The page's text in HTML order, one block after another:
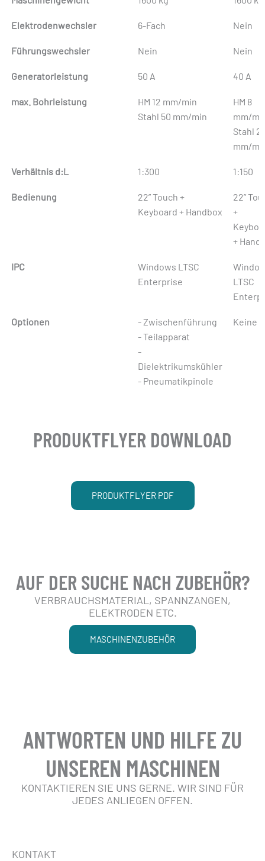
Elektrodenwechsler 6-Fach Nein
Führungswechsler Nein Nein
Generatorleistung 50 A 40 A
max. Bohrleistung
HM 12 mm/min
Stahl 50 mm/min
HM 8
mm/
Stahl
mm/
Verhältnis d:L 1:300 1:150
Bedienung
22” Touch +
Keyboard + Handbox
22”
+
+
IPC
Windows LTSC
Enterprise
LTSC
Optionen
- Zwischenführung
- Teilapparat
-
Dielektrikumskühler
- Pneumatikpinole
Keine
PRODUKTFLYER DOWNLOAD
PRODUKTFLYER PDF
AUF DER SUCHE NACH ZUBEHÖR?
VERBRAUCHSMATERIAL, SPANNZANGEN,
ELEKTRODEN ETC.
MASCHINENZUBEHÖR
ANTWORTEN UND HILFE ZU
UNSEREN MASCHINEN
KONTAKTIEREN SIE UNS GERNE. WIR SIND FÜR
JEDES ANLIEGEN OFFEN.
KONTAKT